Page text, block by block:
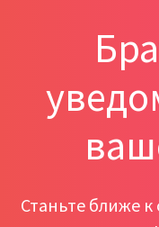
Станьте ближе к